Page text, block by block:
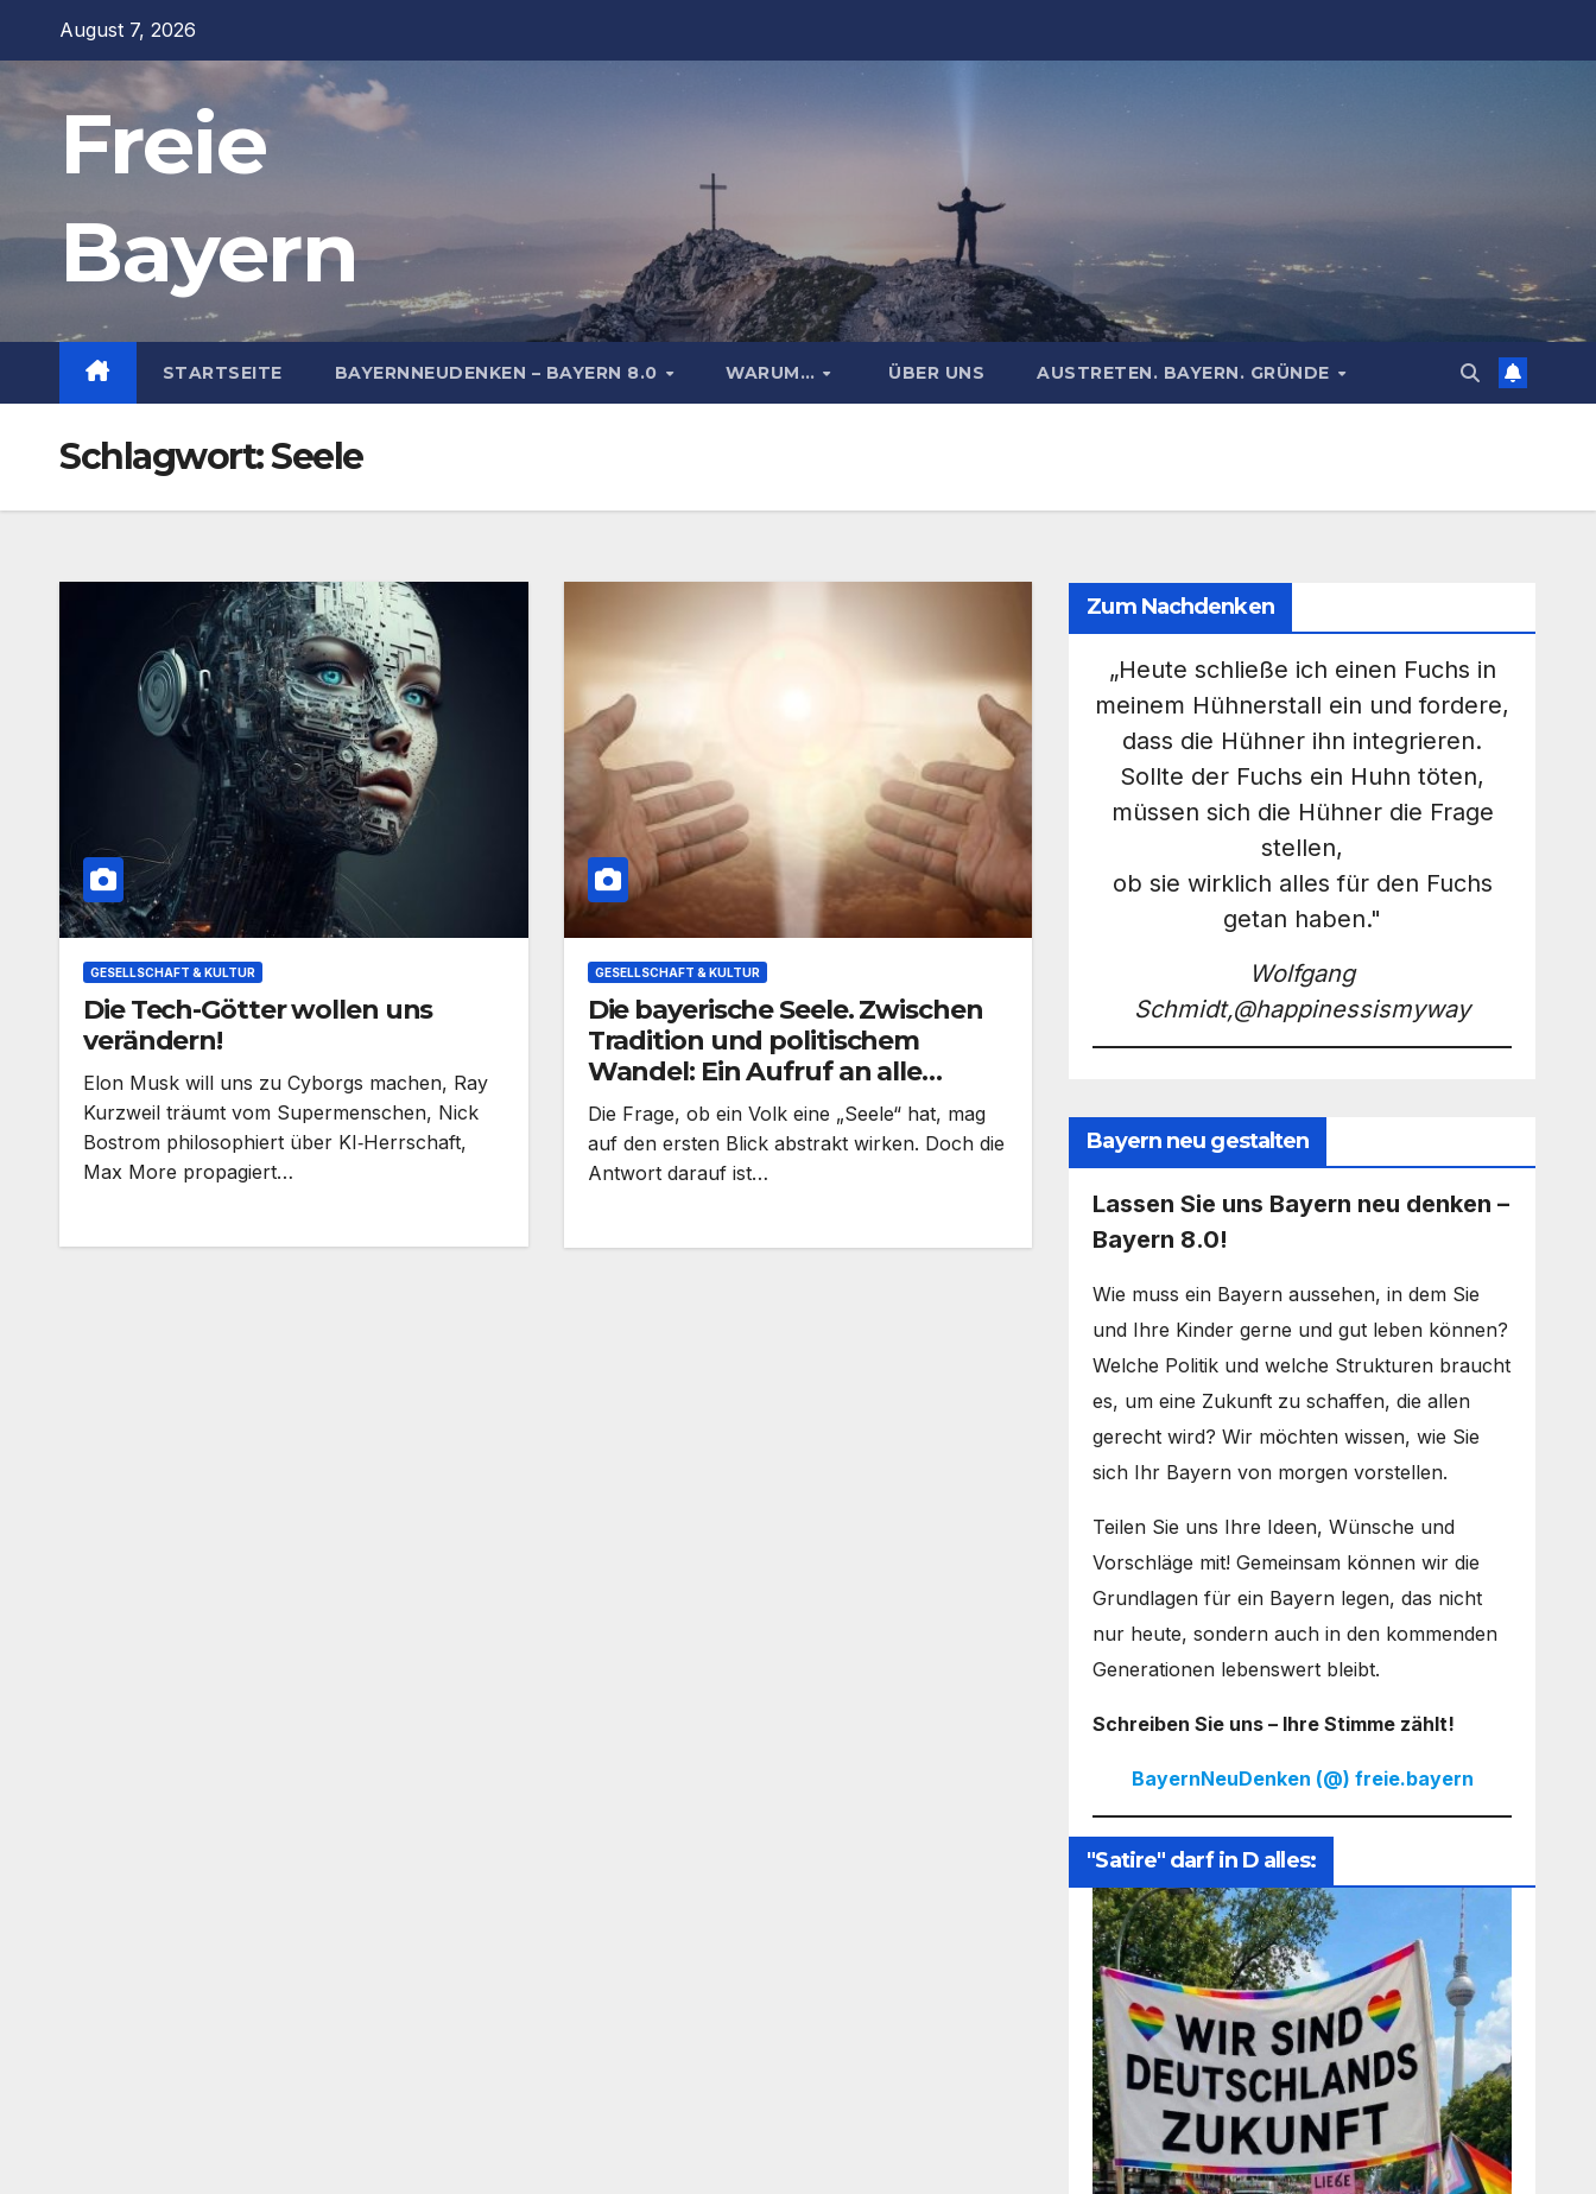
springen
August 7, 2026
Freie
Bayern
STARTSEITE BAYERNNEUDENKEN – BAYERN 8.0 WARUM… ÜBER UNS AUSTRETEN. BAYERN. GRÜNDE
Schlagwort:Seele
GESELLSCHAFT & KULTUR
Die Tech-Götter wollen uns
verändern!
Elon Musk will uns zu Cyborgs machen, Ray
Kurzweil träumt vom Supermenschen, Nick
Bostrom philosophiert über KI‑Herrschaft,
Max More propagiert…
GESELLSCHAFT & KULTUR
Die bayerische Seele. Zwischen
Tradition und politischem
Wandel: Ein Aufruf an alle
Bayern
Die Frage, ob ein Volk eine „Seele“ hat, mag
auf den ersten Blick abstrakt wirken. Doch die
Antwort darauf ist…
Zum Nachdenken
„Heute schließe ich einen Fuchs in
meinem Hühnerstall ein und fordere,
dass die Hühner ihn integrieren.
Sollte der Fuchs ein Huhn töten,
müssen sich die Hühner die Frage
stellen,
ob sie wirklich alles für den Fuchs
getan haben."
Wolfgang
Schmidt,@happinessismyway
Bayern neu gestalten
Lassen Sie uns Bayern neu denken –
Bayern 8.0!
Wie muss ein Bayern aussehen, in dem Sie
und Ihre Kinder gerne und gut leben können?
Welche Politik und welche Strukturen braucht
es, um eine Zukunft zu schaffen, die allen
gerecht wird? Wir möchten wissen, wie Sie
sich Ihr Bayern von morgen vorstellen.
Teilen Sie uns Ihre Ideen, Wünsche und
Vorschläge mit! Gemeinsam können wir die
Grundlagen für ein Bayern legen, das nicht
nur heute, sondern auch in den kommenden
Generationen lebenswert bleibt.
Schreiben Sie uns – Ihre Stimme zählt!
BayernNeuDenken (@) freie.bayern
"Satire" darf in D alles: